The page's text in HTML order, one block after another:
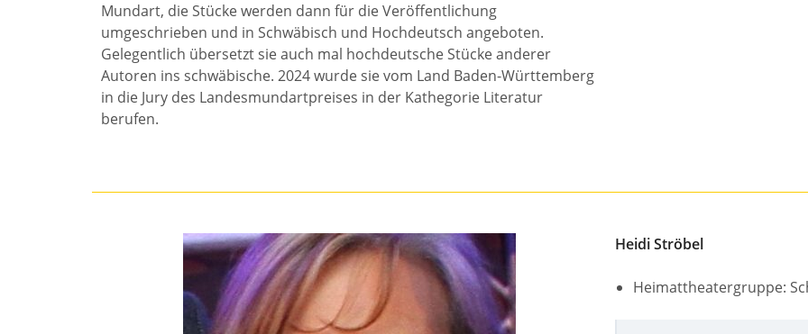
Mundart, die Stücke werden dann für die Veröffentlichung
umgeschrieben und in Schwäbisch und Hochdeutsch angeboten.
Gelegentlich übersetzt sie auch mal hochdeutsche Stücke anderer
Autoren ins schwäbische. 2024 wurde sie vom Land Baden-Württemberg
in die Jury des Landesmundartpreises in der Kathegorie Literatur
berufen.
Heidi Ströbel
Heimattheatergruppe: